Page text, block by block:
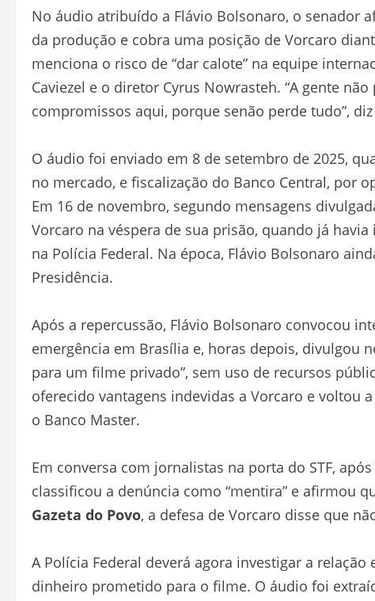
No áudio atribuído a Flávio Bolsonaro, o senador
da produção e cobra uma posição de Vorcaro
menciona o risco de “dar calote” na equipe
Caviezel e o diretor Cyrus Nowrasteh. “A gente
compromissos aqui, porque senão perde tudo”,
O áudio foi enviado em 8 de setembro de 2025,
no mercado, e fiscalização do Banco Central, por
Em 16 de novembro, segundo mensagens
Vorcaro na véspera de sua prisão, quando já
na Polícia Federal. Na época, Flávio Bolsonaro
Presidência.
Após a repercussão, Flávio Bolsonaro convocou
emergência em Brasília e, horas depois, divulgou
para um filme privado”, sem uso de recursos
oferecido vantagens indevidas a Vorcaro e voltou
o Banco Master.
Em conversa com jornalistas na porta do STF,
classificou a denúncia como “mentira” e afirmou
Gazeta do Povo, a defesa de Vorcaro disse que
A Polícia Federal deverá agora investigar a
dinheiro prometido para o filme. O áudio foi